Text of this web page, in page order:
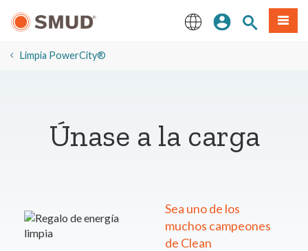
principal
Iniciar sesión
Buscar en
Menú
Limpia PowerCity®
Únase a la carga
Sea uno de los
muchos campeones
de Clean